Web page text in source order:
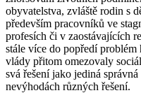
obyvatelstva, zvláště rodin s
především pracovníků ve
profesích či v zaostávajících
stále více do popředí problém
vlády přitom omezovaly
svá řešení jako jediná
nevýhodách různých řešení.